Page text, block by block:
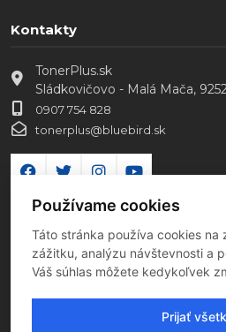
Kontakty
TonerPlus.sk
Sládkovičovo - Malá Mača,
0907 754 828
tonerplus@bluebird.sk
Používame cookies
Táto stránka používa cookies na
zážitku, analýzu návštevnosti a
Váš súhlas môžete kedykoľvek
Prijať